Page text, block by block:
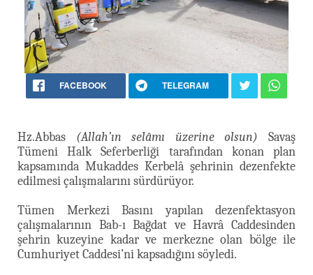
FACEBOOK TELEGRAM
Hz.Abbas (Allah’ın selâmı üzerine olsun) Savaş
Tümeni Halk Seferberliği tarafından konan plan
kapsamında Mukaddes Kerbelâ şehrinin dezenfekte
edilmesi çalışmalarını sürdürüyor.
Tümen Merkezi Basını yapılan dezenfektasyon
çalışmalarının Bab-ı Bağdat ve Havrâ Caddesinden
şehrin kuzeyine kadar ve merkezne olan bölge ile
Cumhuriyet Caddesi’ni kapsadığını söyledi.